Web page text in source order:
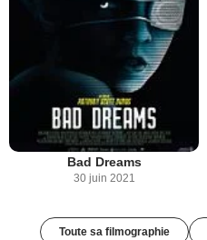
Bad Dreams
30 juin 2021
Toute sa filmographie